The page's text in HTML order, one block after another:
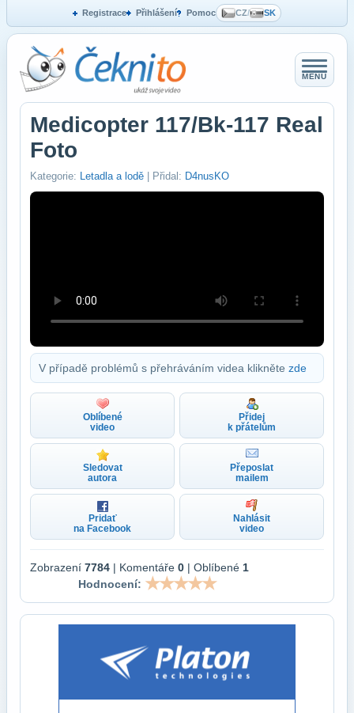
Registrace Přihlášení Pomoc CZ/ SK
MENU
Medicopter 117/Bk-117 Real
Foto
Kategorie: Letadla a lodě | Přidal: D4nusKO
V případě problémů s přehráváním videa klikněte zde
Oblíbené
video
Přidej
k přátelům
Sledovat
autora
Přeposlat
mailem
Pridať
na Facebook
Nahlásit
video
Zobrazení 7784 | Komentáře 0 | Oblíbené 1
Hodnocení: